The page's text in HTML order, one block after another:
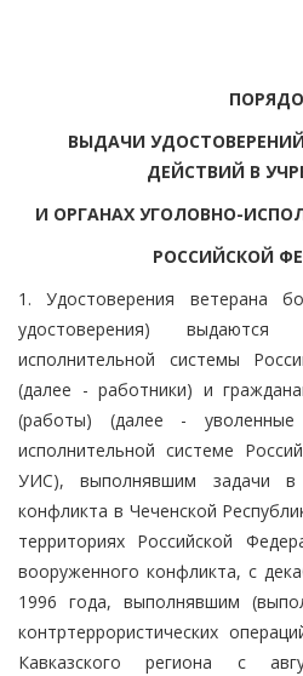
ВЫДАЧИ
ДЕЙСТВИЙ В
И ОРГАНАХ УГОЛОВНО-
РОССИЙСКОЙ
1. Удостоверения ветерана
удостоверения) выдаются
исполнительной системы
(далее - работники) и
(работы) (далее -
исполнительной системе
УИС), выполнявшим задачи в
конфликта в Чеченской
территориях Российской
вооруженного конфликта, с
1996 года, выполнявшим
контртеррористических
Кавказского региона с